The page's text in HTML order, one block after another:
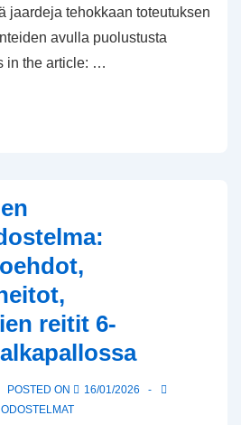
jaardeja tehokkaan toteutuksen
avulla puolustusta
in the article: …
reitit 6-
POSTED ON
16/01/2026